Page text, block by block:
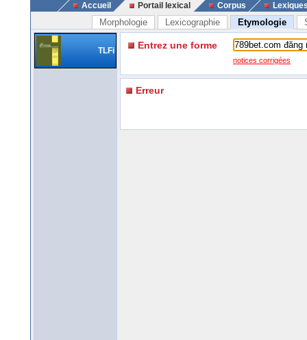
Accueil Portail lexical Corpus
Morphologie Lexicographie Etymologie
TLFi Entrez une forme
notices corrigées
Erreur